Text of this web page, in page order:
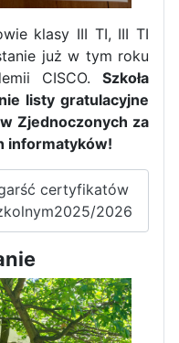
klasy III TI, III TI
już w tym roku
CISCO. Szkoła
listy gratulacyjne
Zjednoczonych za
informatyków!
certyfikatów
2026